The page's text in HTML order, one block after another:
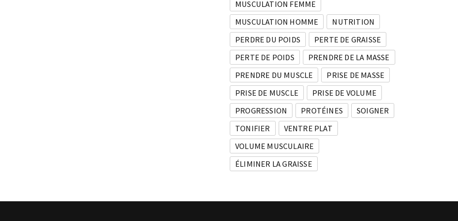
MUSCULATION FEMME
MUSCULATION HOMME
NUTRITION
PERDRE DU POIDS
PERTE DE GRAISSE
PERTE DE POIDS
PRENDRE DE LA MASSE
PRENDRE DU MUSCLE
PRISE DE MASSE
PRISE DE MUSCLE
PRISE DE VOLUME
PROGRESSION
PROTÉINES
SOIGNER
TONIFIER
VENTRE PLAT
VOLUME MUSCULAIRE
ÉLIMINER LA GRAISSE